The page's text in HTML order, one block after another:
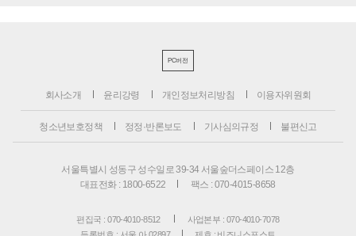
PC버전
회사소개 윤리강령 개인정보처리방침 이용자위원회
청소년보호정책 정정·반론보도 기사심의규정 불편신고
서울특별시 성동구 성수일로 39-34 서울숲더스페이스 12층
대표전화 : 1800-6522
팩스 : 070-4015-8658
편집국 : 070-4010-8512
사업본부 : 070-4010-7078